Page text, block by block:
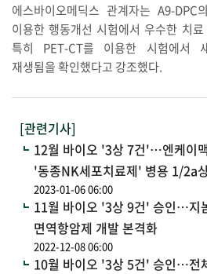
에스바이오메딕스 관계자는 A9-
이용한 행동개선 시험에서 우수한 치
특히 PET-CT를 이용한 시험에서
재생됨을 확인했다고 강조했다.
[관련기사]
12월 바이오 '3상 7건'…엔케이
'동종NK세포치료제' 병용 1/2a
2023-01-06 06:00
11월 바이오 '3상 9건' 승인…지
면역항암제 개발 본격화
2022-12-08 06:00
10월 바이오 '3상 5건' 승인…전